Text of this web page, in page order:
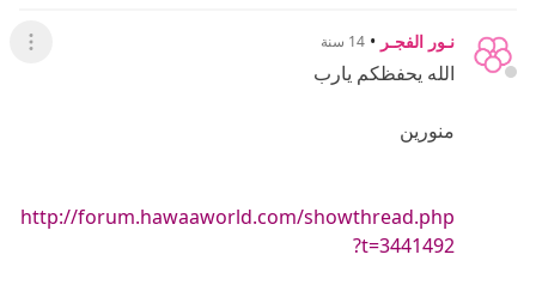
نـور الفجـر • 14 سنة عرض
الله يحفظكم يارب
منورين
http://forum.hawaaworld.com/showthread.php
?t=3441492